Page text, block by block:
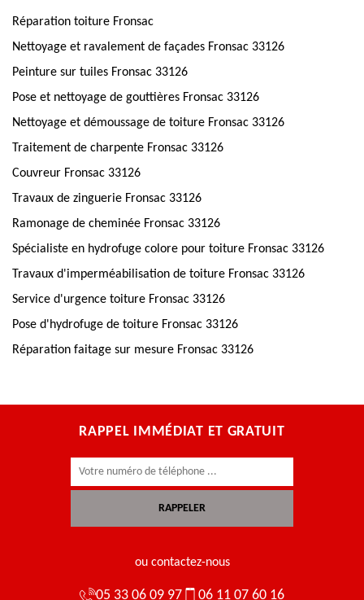
Réparation toiture Fronsac
Nettoyage et ravalement de façades Fronsac 33126
Peinture sur tuiles Fronsac 33126
Pose et nettoyage de gouttières Fronsac 33126
Nettoyage et démoussage de toiture Fronsac 33126
Traitement de charpente Fronsac 33126
Couvreur Fronsac 33126
Travaux de zinguerie Fronsac 33126
Ramonage de cheminée Fronsac 33126
Spécialiste en hydrofuge colore pour toiture Fronsac 33126
Travaux d'imperméabilisation de toiture Fronsac 33126
Service d'urgence toiture Fronsac 33126
Pose d'hydrofuge de toiture Fronsac 33126
Réparation faitage sur mesure Fronsac 33126
RAPPEL IMMÉDIAT ET GRATUIT
ou contactez-nous
05 33 06 09 97 06 11 07 60 16